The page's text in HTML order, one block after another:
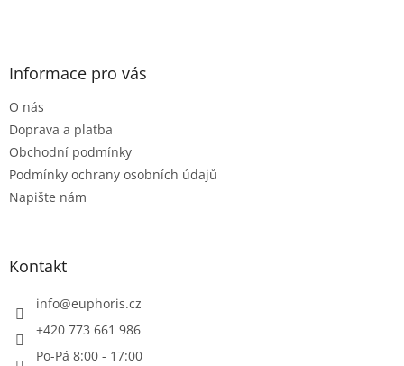
Z
Informace pro vás
O nás
Doprava a platba
Obchodní podmínky
Podmínky ochrany osobních údajů
Napište nám
Kontakt
info@euphoris.cz
+420 773 661 986
Po-Pá 8:00 - 17:00